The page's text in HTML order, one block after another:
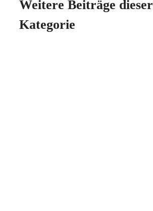
Weitere Beiträge dieser
Kategorie